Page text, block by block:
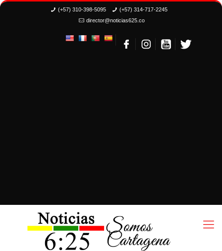
(+57) 310-398-5095
(+57) 314-717-2245
director@noticias625.co